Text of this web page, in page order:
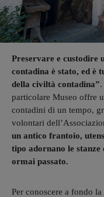
Preservare e custodire
contadina è stato, ed è
della civiltà contadina”
particolare Museo offre
contadini di un tempo,
volontari
un antico frantoio,
tipo adornano le stanze
ormai passato.
Per conoscere a fondo